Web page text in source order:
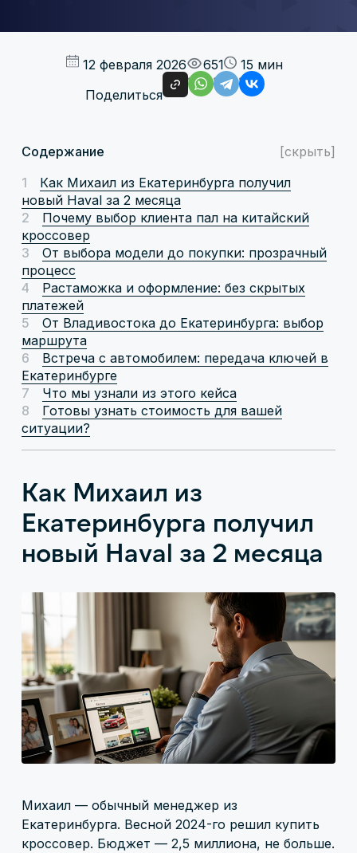
12 февраля 2026 651
15 мин
Поделиться
Содержание
Как Михаил из Екатеринбурга получил
новый Haval за 2 месяца
Почему выбор клиента пал на китайский
кроссовер
От выбора модели до покупки: прозрачный
процесс
Растаможка и оформление: без скрытых
платежей
От Владивостока до Екатеринбурга: выбор
маршрута
Встреча с автомобилем: передача ключей в
Екатеринбурге
Что мы узнали из этого кейса
Готовы узнать стоимость для вашей
ситуации?
[скрыть]
Как Михаил из
Екатеринбурга получил
новый Haval за 2 месяца
Михаил — обычный менеджер из
Екатеринбурга. Весной 2024-го решил купить
кроссовер. Бюджет — 2,5 миллиона, не больше.